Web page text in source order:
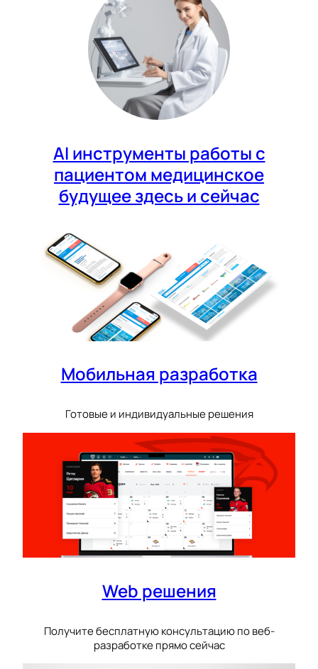
AI инструменты работы с
пациентом медицинское
будущее здесь и сейчас
Мобильная разработка
Готовые и индивидуальные решения
Web решения
Получите бесплатную консультацию по веб-
разработке прямо сейчас